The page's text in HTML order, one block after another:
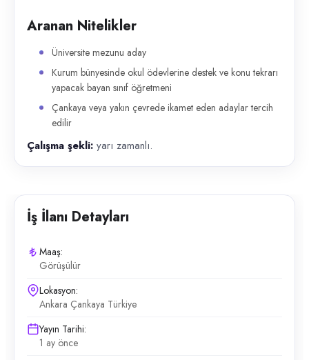
Aranan Nitelikler
Üniversite mezunu aday
Kurum bünyesinde okul ödevlerine destek ve konu tekrarı
yapacak bayan sınıf öğretmeni
Çankaya veya yakın çevrede ikamet eden adaylar tercih
edilir
Çalışma şekli: yarı zamanlı.
İş İlanı Detayları
Maaş:
Görüşülür
Lokasyon:
Ankara Çankaya Türkiye
Yayın Tarihi:
1 ay önce